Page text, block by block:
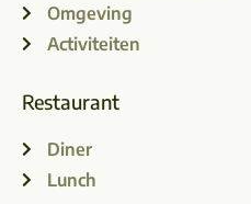
Omgeving
Activiteiten
Restaurant
Diner
Lunch